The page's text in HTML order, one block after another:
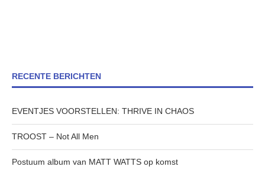
RECENTE BERICHTEN
EVENTJES VOORSTELLEN: THRIVE IN CHAOS
TROOST – Not All Men
Postuum album van MATT WATTS op komst